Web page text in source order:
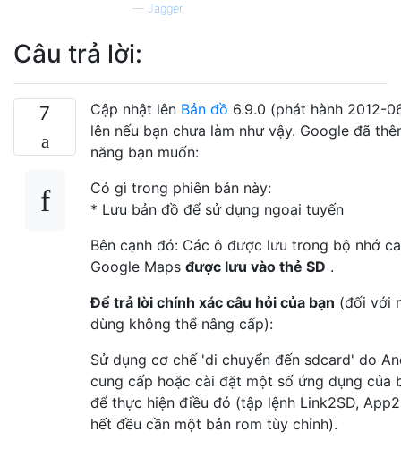
— Jagger
Câu trả lời:
7 Cập nhật lên Bản đồ 6.9.0 (phát hành 2012-
lên nếu bạn chưa làm như vậy. Google đã
năng bạn muốn:
Có gì trong phiên bản này:
* Lưu bản đồ để sử dụng ngoại tuyến
Bên cạnh đó: Các ô được lưu trong bộ nhớ
Google Maps được lưu vào thẻ SD .
Để trả lời chính xác câu hỏi của bạn (đối với
dùng không thể nâng cấp):
Sử dụng cơ chế 'di chuyển đến sdcard' do
cung cấp hoặc cài đặt một số ứng dụng của
để thực hiện điều đó (tập lệnh Link2SD,
hết đều cần một bản rom tùy chỉnh).